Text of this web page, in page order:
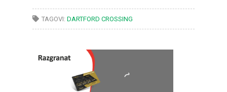
TAGOVI: DARTFORD CROSSING